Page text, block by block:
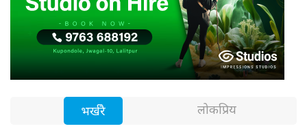
भर्खरै लोकप्रिय